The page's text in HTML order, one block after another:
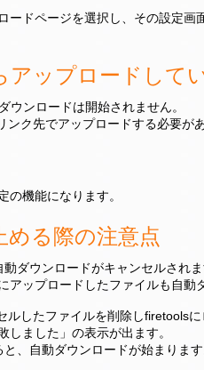
ードページを選択し、その設定
アップロードして
ンロードは開始されません。
ク先でアップロードする必要があ
の機能になります。
める際の注意点
ダウンロードがキャンセルされま
ップロードしたファイルも自動
したファイルを削除しfiretools
ました」の表示が出ます。
、自動ダウンロードが始まります